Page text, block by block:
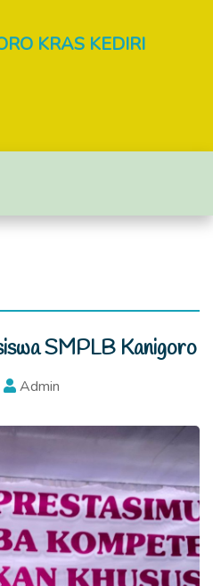
KRAS KEDIRI
SMPLB Kanigoro
Admin